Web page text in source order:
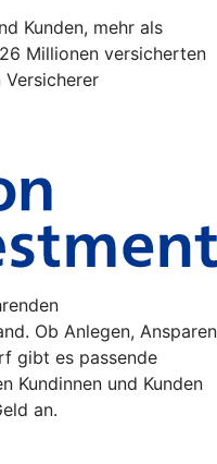
Kunden, mehr als
Millionen versicherten
Ob Anlegen, Ansparen
gibt es passende
Kundinnen und Kunden
an.